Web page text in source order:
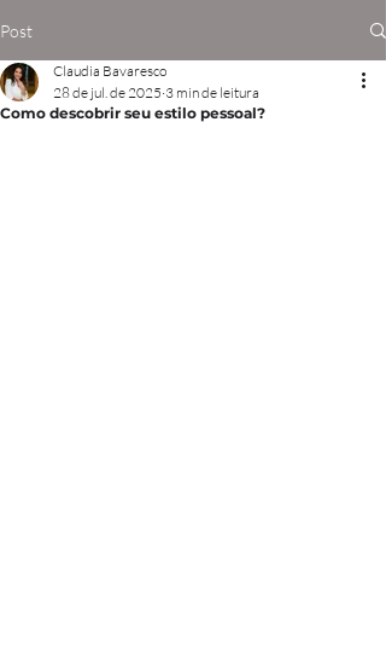
Post
Como descobrir seu estilo pessoal?
Claudia Bavaresco
28 de jul. de 2025 3 min de leitura